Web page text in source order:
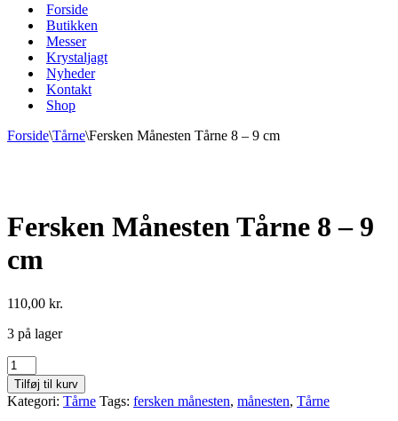
Forside
Butikken
Messer
Krystaljagt
Nyheder
Kontakt
Shop
Forside\Tårne\Fersken Månesten Tårne 8 – 9 cm
Fersken Månesten Tårne 8 – 9
cm
110,00 kr.
3 på lager
Fersken
Månesten
Tårne
8
Tilføj til kurv
Kategori: Tårne Tags: fersken månesten, månesten, Tårne